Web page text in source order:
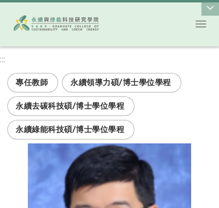
跳到主要內容
:::
次選單
專任教師 永續領導力碩/博士學位學程
永續去碳科技碩/博士學位學程
永續綠能科技碩/博士學位學程